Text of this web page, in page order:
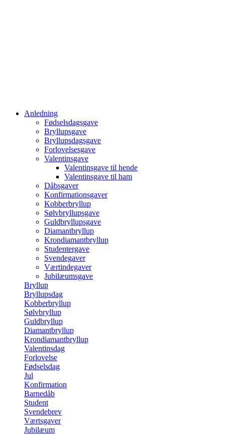
Anledning
Fødselsdagsgave
Bryllupsgave
Bryllupsdagsgave
Forlovelsesgave
Valentinsgave
Valentinsgave til hende
Valentinsgave til ham
Dåbsgaver
Konfirmationsgaver
Kobberbryllup
Sølvbryllupsgave
Guldbryllupsgave
Diamantbryllup
Krondiamantbryllup
Studentergave
Svendegaver
Værtindegaver
Jubilæumsgave
Bryllup
Bryllupsdag
Kobberbryllup
Sølvbryllup
Guldbryllup
Diamantbryllup
Krondiamantbryllup
Valentinsdag
Forlovelse
Fødselsdag
Jul
Konfirmation
Barnedåb
Student
Svendebrev
Værtsgaver
Jubilæum